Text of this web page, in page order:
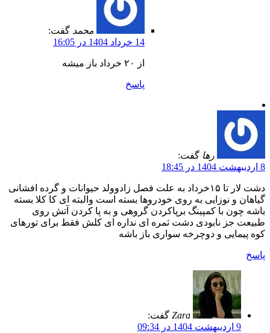
محمد گفت:
14 خرداد 1404 در 16:05
از ۲۰ خرداد باز میشه
پاسخ
رها گفت:
8 اردیبهشت 1404 در 18:45
دشت لار تا ۱۵خرداد به علت فصل زادوولد حیوانات و گرده افشانی
گیاهان و نوزایی به روی خودروها بسته است والبته ای کا کلا بسته
باشه چون با کمپینگ برپاکردن گروهی و به پا کردن آتش روی
طبیعت جز نابودی دشت ثمره ای نداره ای کلش فقط برای تورهای
کوه پیمایی و دوچرخه سواری باز باشه
پاسخ
Zara گفت:
9 اردیبهشت 1404 در 09:34